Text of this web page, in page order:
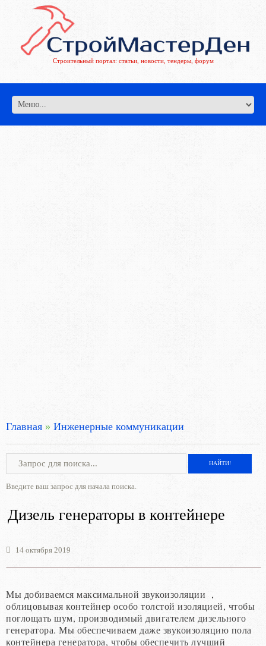
Строительный портал: статьи, новости, тендеры, форум
Главная » Инженерные коммуникации
Введите ваш запрос для начала поиска.
Дизель генераторы в контейнере
14 октября 2019
Мы добиваемся максимальной звукоизоляции ,
облицовывая контейнер особо толстой изоляцией, чтобы
поглощать шум, производимый двигателем дизельного
генератора. Мы обеспечиваем даже звукоизоляцию пола
контейнера генератора, чтобы обеспечить лучший